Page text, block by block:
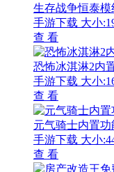
生存战争恒泰模
手游下载 大小
查 看
恐怖冰淇淋2内
手游下载 大小
查 看
元气骑士内置功
手游下载 大小
查 看